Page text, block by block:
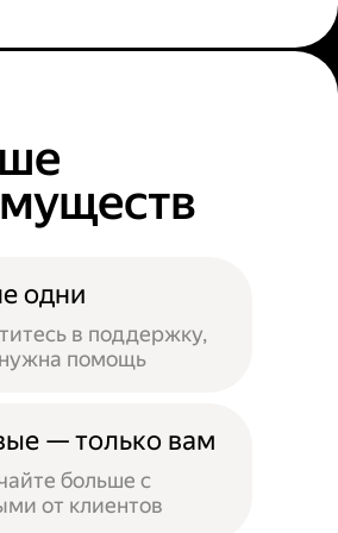
одни
в поддержку,
помощь
— только вам
больше с
от клиентов